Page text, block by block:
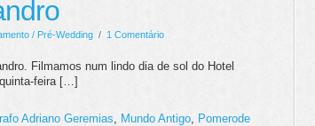
/ Pré-Wedding / 1 Comentário
Filmamos num lindo dia de sol do Hotel
feira […]
Adriano Geremias, Mundo Antigo, Pomerode